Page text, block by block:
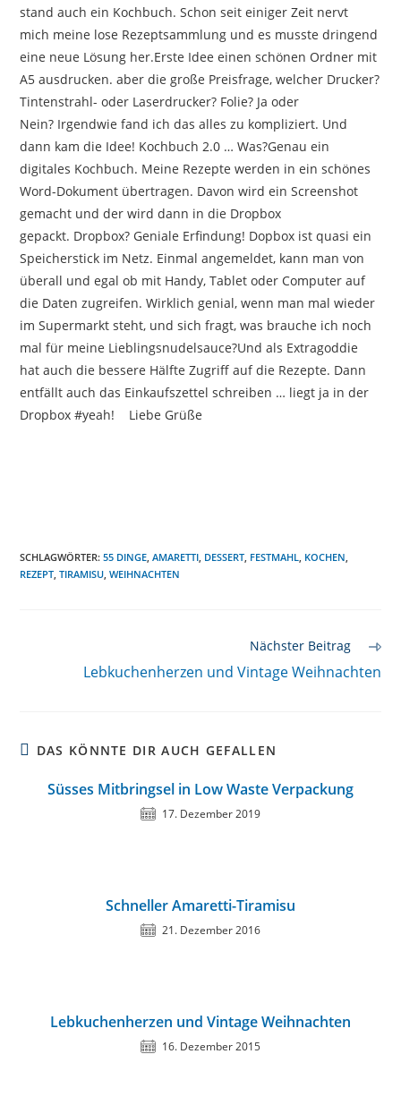
stand auch ein Kochbuch. Schon seit einiger Zeit nervt
mich meine lose Rezeptsammlung und es musste dringend
eine neue Lösung her.Erste Idee einen schönen Ordner mit
A5 ausdrucken. aber die große Preisfrage, welcher Drucker?
Tintenstrahl- oder Laserdrucker? Folie? Ja oder
Nein? Irgendwie fand ich das alles zu kompliziert. Und
dann kam die Idee! Kochbuch 2.0 … Was?Genau ein
digitales Kochbuch. Meine Rezepte werden in ein schönes
Word-Dokument übertragen. Davon wird ein Screenshot
gemacht und der wird dann in die Dropbox
gepackt. Dropbox? Geniale Erfindung! Dopbox ist quasi ein
Speicherstick im Netz. Einmal angemeldet, kann man von
überall und egal ob mit Handy, Tablet oder Computer auf
die Daten zugreifen. Wirklich genial, wenn man mal wieder
im Supermarkt steht, und sich fragt, was brauche ich noch
mal für meine Lieblingsnudelsauce?Und als Extragoddie
hat auch die bessere Hälfte Zugriff auf die Rezepte. Dann
entfällt auch das Einkaufszettel schreiben … liegt ja in der
Dropbox #yeah! Liebe Grüße
SCHLAGWÖRTER:55 DINGE, AMARETTI, DESSERT, FESTMAHL, KOCHEN,
REZEPT, TIRAMISU, WEIHNACHTEN
Nächster Beitrag
Lebkuchenherzen und Vintage Weihnachten
DAS KÖNNTE DIR AUCH GEFALLEN
Süsses Mitbringsel in Low Waste Verpackung
17. Dezember 2019
Schneller Amaretti-Tiramisu
21. Dezember 2016
Lebkuchenherzen und Vintage Weihnachten
16. Dezember 2015